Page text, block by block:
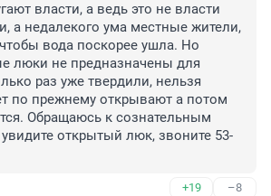
власти, а ведь это не власти
а недалекого ума местные жители,
вода поскорее ушла. Но
люки не предназначены для
раз уже твердили, нельзя
по прежнему открывают а потом
Обращаюсь к сознательным
открытый люк, звоните 53-
+19 –8